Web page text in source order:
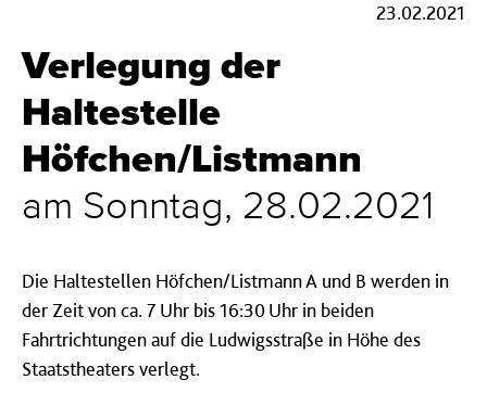
23.02.2021
Verlegung der
Haltestelle
Höfchen/Listmann
am Sonntag, 28.02.2021
Die Haltestellen Höfchen/Listmann A und B werden in
der Zeit von ca. 7 Uhr bis 16:30 Uhr in beiden
Fahrtrichtungen auf die Ludwigsstraße in Höhe des
Staatstheaters verlegt.